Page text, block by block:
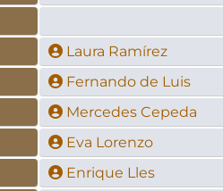
Laura Ramírez
Fernando de Luis
Mercedes Cepeda
Eva Lorenzo
Enrique Lles